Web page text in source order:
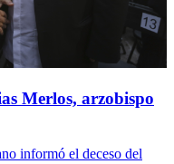
Merlos, arzobispo
informó el deceso del